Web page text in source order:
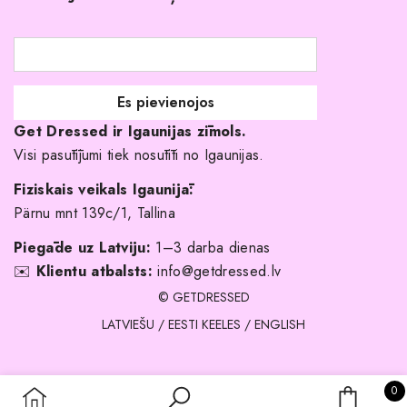
Līgavas družiņu kleitas
Veikali
Kāpēc izvēlēties mūs?
Get Dressed ir Igaunijas zīmols.
Visi pasūtījumi tiek nosūtīti no Igaunijas.
Fiziskais veikals Igaunijā:
Pärnu mnt 139c/1, Tallina
Piegāde uz Latviju: 1–3 darba dienas
✉️ Klientu atbalsts: info@getdressed.lv
© GETDRESSED
LATVIEŠU / EESTI KEELES / ENGLISH
00